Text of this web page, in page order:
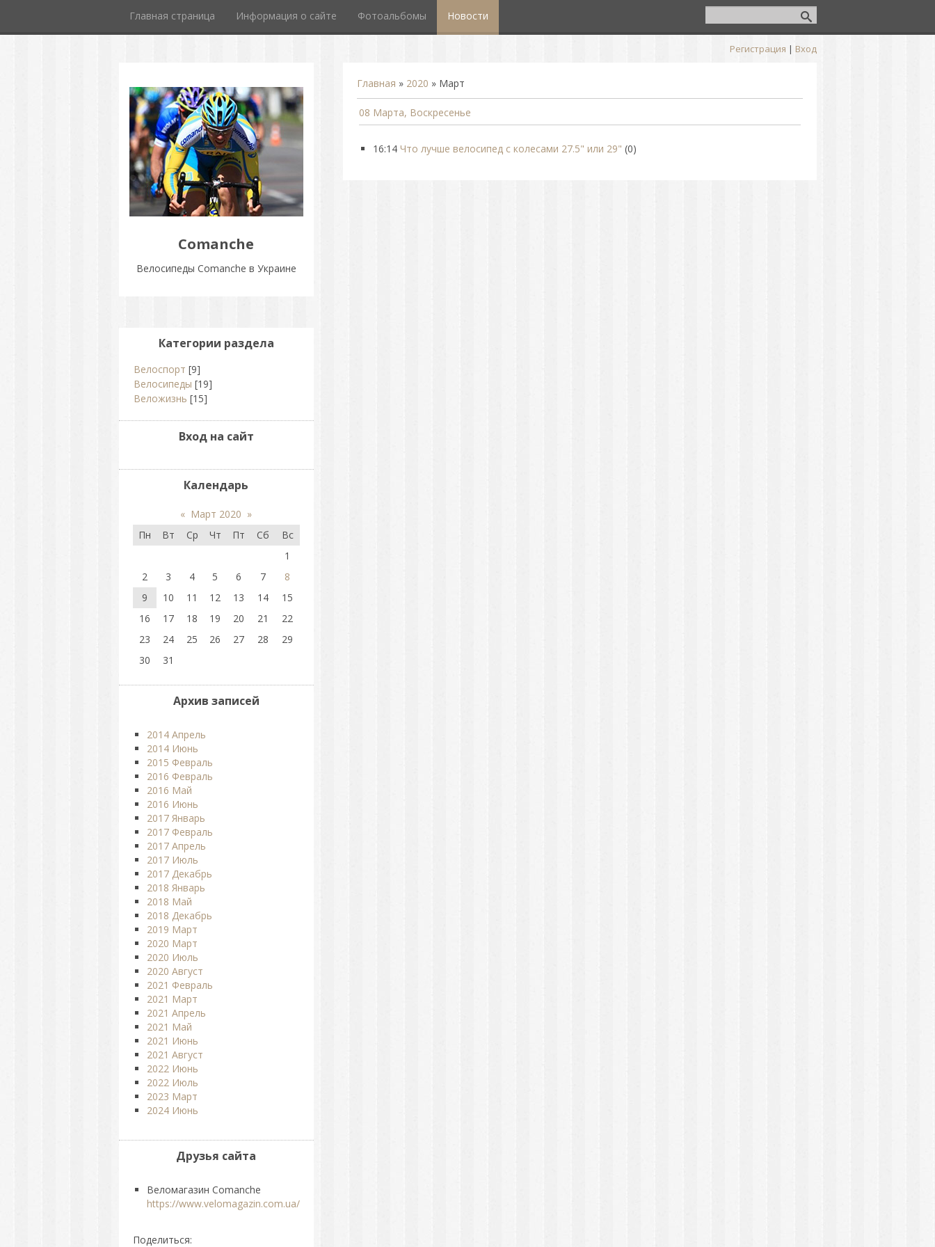
Главная страница Информация о сайте Фотоальбомы Новости
Регистрация | Вход
Comanche
Велосипеды Comanche в Украине
Главная » 2020 » Март
08 Марта, Воскресенье
16:14 Что лучше велосипед с колесами 27.5" или 29" (0)
Категории раздела
Велоспорт [9]
Велосипеды [19]
Веложизнь [15]
Вход на сайт
Календарь
« Март 2020 »
Пн
Вт Ср Чт Пт Сб
Вс
1
2
3 4 5 6 7
8
9
10 11 12 13 14
15
16
17 18 19 20 21
22
23
24 25 26 27 28
29
30
31
Архив записей
2014 Апрель
2014 Июнь
2015 Февраль
2016 Февраль
2016 Май
2016 Июнь
2017 Январь
2017 Февраль
2017 Апрель
2017 Июль
2017 Декабрь
2018 Январь
2018 Май
2018 Декабрь
2019 Март
2020 Март
2020 Июль
2020 Август
2021 Февраль
2021 Март
2021 Апрель
2021 Май
2021 Июнь
2021 Август
2022 Июнь
2022 Июль
2023 Март
2024 Июнь
Друзья сайта
Веломагазин Comanche
https://www.velomagazin.com.ua/
Поделиться: